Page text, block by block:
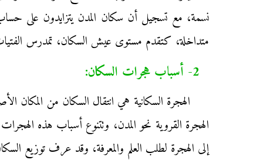
نسمة، مع تسجيل أن سكان المدن يتزايدون على
متداخلة، كتقدم مستوى عيش السكان، تمدرس
2- أسباب هجرات السكان:
الهجرة السكانية هي انتقال السكان من المكان
الهجرة القروية نحو المدن، وتتنوع أسباب هذه
إلى الهجرة لطلب العلم والمعرفة، وقد عرف توزيع السكان بين البوادي